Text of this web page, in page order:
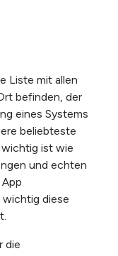
Liste mit allen
befinden, der
eines Systems
beliebteste
ist wie
und echten
diese
die